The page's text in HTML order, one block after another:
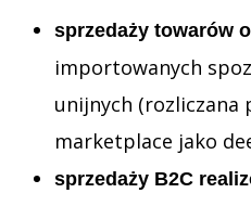
sprzedaży towarów
importowanych
unijnych (rozliczana
marketplace jako
sprzedaży B2C